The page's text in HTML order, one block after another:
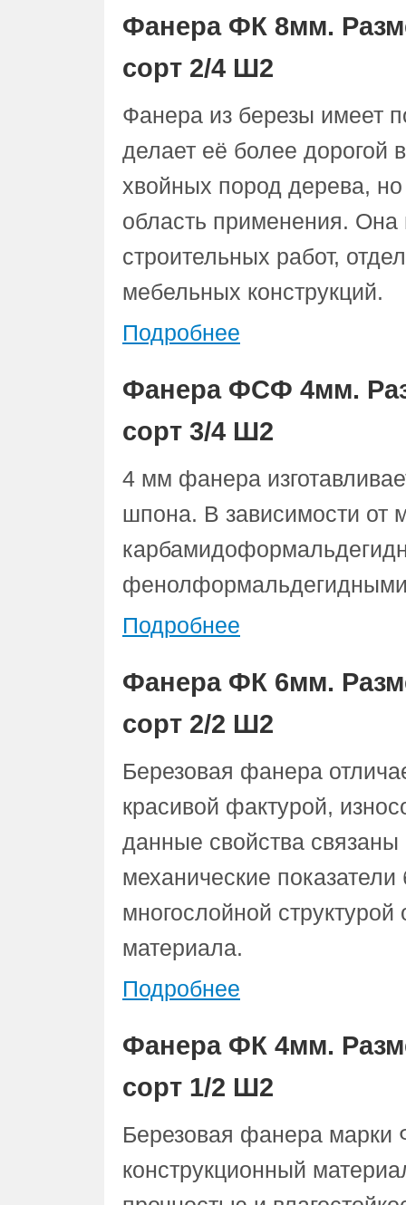
Фанера ФК 8мм.
сорт 2/4 Ш2
Фанера из березы имеет
делает её более дорогой
хвойных пород дерева,
область применения. Она
строительных работ,
мебельных конструкций.
Подробнее
Фанера ФСФ 4мм.
сорт 3/4 Ш2
4 мм фанера
шпона. В зависимости от
Подробнее
Фанера ФК 6мм.
сорт 2/2 Ш2
Березовая фанера
красивой фактурой,
данные свойства
механические
многослойной
материала.
Подробнее
Фанера ФК 4мм.
сорт 1/2 Ш2
Березовая фанера марки
конструкционный